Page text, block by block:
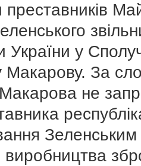
преставників
України у
Макарову. За
не
Зеленським
виробництва